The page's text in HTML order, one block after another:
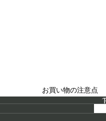
お買い物の注意点